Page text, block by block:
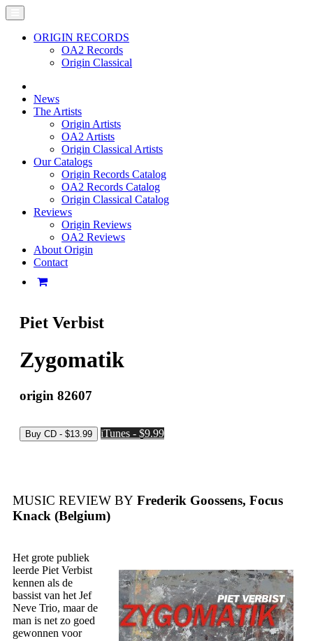
ORIGIN RECORDS
OA2 Records
Origin Classical
News
The Artists
Origin Artists
OA2 Artists
Origin Classical Artists
Our Catalogs
Origin Records Catalog
OA2 Records Catalog
Origin Classical Catalog
Reviews
Origin Reviews
OA2 Reviews
About Origin
Contact
Piet Verbist
Zygomatik
origin 82607
iTunes - $9.99
MUSIC REVIEW BY Frederik Goossens, Focus
Knack (Belgium)
Het grote publiek
leerde Piet Verbist
kennen als de
bassist van het Jef
Neve Trio, maar de
man is net zo goed
gewonnen voor